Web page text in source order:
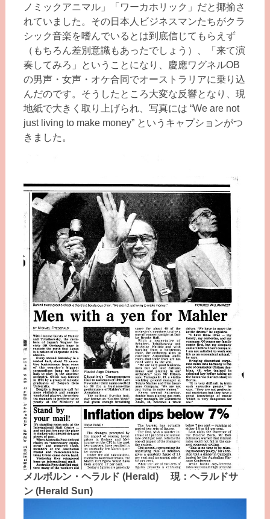
ノミックアニマル」「ワーカホリック」だと揶揄さ
れていました。その日本人ビジネスマンたちがクラ
シック音楽を嗜んでいるとは到底信じてもらえず
（もちろん差別意識もあったでしょう）、「来て演
奏してみろ」ということになり、慶應ワグネルOB
の男声・女声・オケ合同でオーストラリアに乗り込
んだのです。そうしたところ大変な反響となり、現
地紙で大きく取り上げられ、写真には “We are not
just living to make money” というキャプションがつ
きました。
メルボルン・ヘラルド (Herald) 現：ヘラルドサ
ン (Herald Sun)